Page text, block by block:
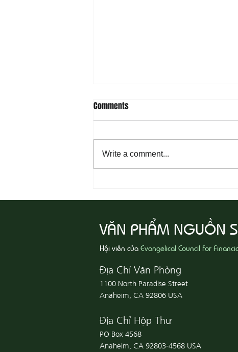
Ác
Comments
Write a comment...
VĂN PHẨM NGUỒN
Hội viên củaEvangelical Council for
Địa Chỉ Văn Phòng
1100 North Paradise Street
Anaheim, CA 92806 USA
Địa Chỉ Hộp Thư
PO Box 4568
Anaheim, CA 92803-4568 USA